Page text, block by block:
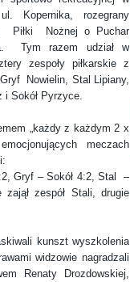
Kopernika, rozegrany
Piłki Nożnej o Puchar
Tym razem udział w
zespoły piłkarskie z
Nowielin, Stal Lipiany,
Sokół Pyrzyce.
„każdy z każdym 2 x
meczach
Gryf – Sokół 4:2, Stal –
zespół Stali, drugie
kunszt wyszkolenia
widzowie nagradzali
Renaty Drozdowskiej,